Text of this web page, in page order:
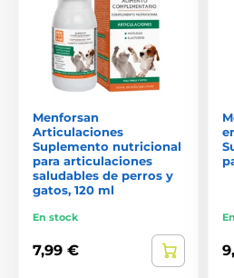
Menforsan
Articulaciones
Suplemento nutricional
para articulaciones
saludables de perros y
gatos, 120 ml
En stock
7,99 €